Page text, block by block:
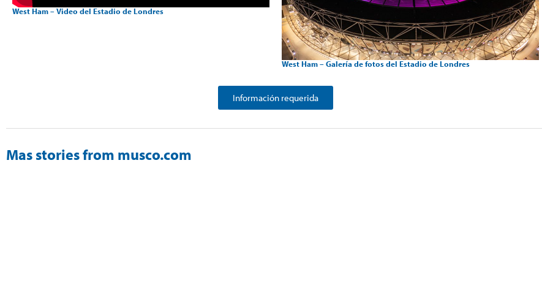
West Ham – Video del Estadio de Londres
West Ham – Galería de fotos del Estadio de Londres
Información requerida
Mas stories from musco.com